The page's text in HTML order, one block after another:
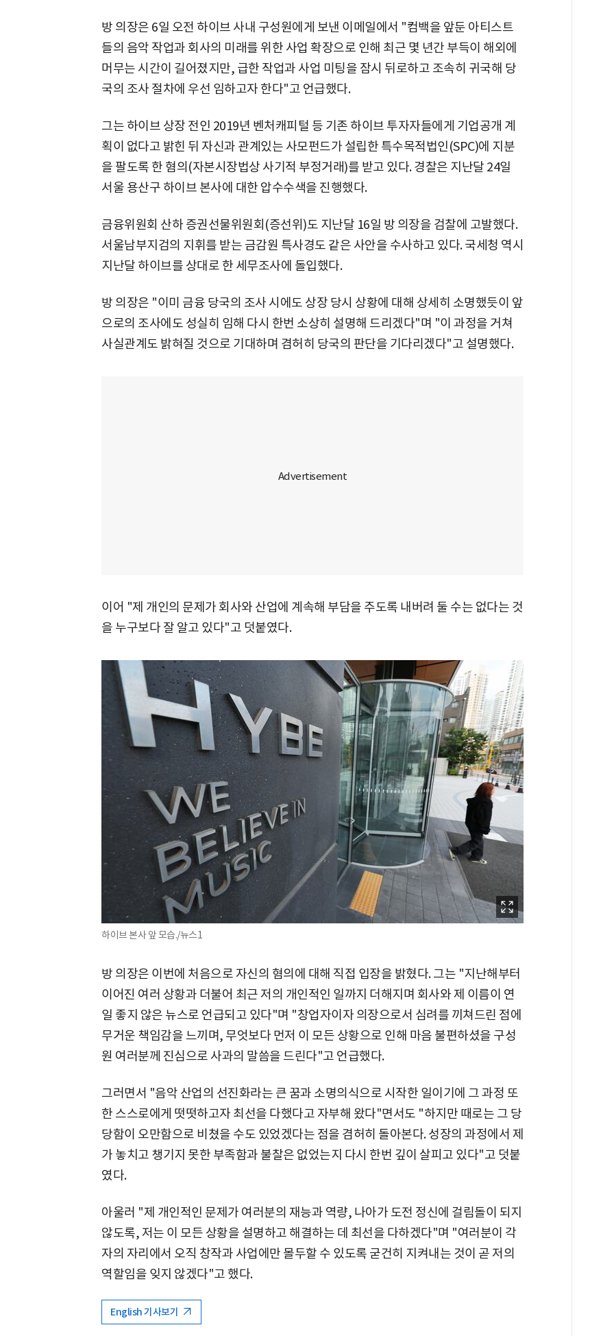
방 의장은 6일 오전 하이브 사내 구성원에게 보낸 이메일에서 "컴백을 앞둔 아티스트
들의 음악 작업과 회사의 미래를 위한 사업 확장으로 인해 최근 몇 년간 부득이 해외에
머무는 시간이 길어졌지만, 급한 작업과 사업 미팅을 잠시 뒤로하고 조속히 귀국해 당
국의 조사 절차에 우선 임하고자 한다"고 언급했다.
그는 하이브 상장 전인 2019년 벤처캐피털 등 기존 하이브 투자자들에게 기업공개 계
획이 없다고 밝힌 뒤 자신과 관계있는 사모펀드가 설립한 특수목적법인(SPC)에 지분
을 팔도록 한 혐의(자본시장법상 사기적 부정거래)를 받고 있다. 경찰은 지난달 24일
서울 용산구 하이브 본사에 대한 압수수색을 진행했다.
금융위원회 산하 증권선물위원회(증선위)도 지난달 16일 방 의장을 검찰에 고발했다.
서울남부지검의 지휘를 받는 금감원 특사경도 같은 사안을 수사하고 있다. 국세청 역시
지난달 하이브를 상대로 한 세무조사에 돌입했다.
방 의장은 "이미 금융 당국의 조사 시에도 상장 당시 상황에 대해 상세히 소명했듯이 앞
으로의 조사에도 성실히 임해 다시 한번 소상히 설명해 드리겠다"며 "이 과정을 거쳐
사실관계도 밝혀질 것으로 기대하며 겸허히 당국의 판단을 기다리겠다"고 설명했다.
이어 "제 개인의 문제가 회사와 산업에 계속해 부담을 주도록 내버려 둘 수는 없다는 것
을 누구보다 잘 알고 있다"고 덧붙였다.
하이브 본사 앞 모습./뉴스1
방 의장은 이번에 처음으로 자신의 혐의에 대해 직접 입장을 밝혔다. 그는 "지난해부터
이어진 여러 상황과 더불어 최근 저의 개인적인 일까지 더해지며 회사와 제 이름이 연
일 좋지 않은 뉴스로 언급되고 있다"며 "창업자이자 의장으로서 심려를 끼쳐드린 점에
무거운 책임감을 느끼며, 무엇보다 먼저 이 모든 상황으로 인해 마음 불편하셨을 구성
원 여러분께 진심으로 사과의 말씀을 드린다"고 언급했다.
그러면서 "음악 산업의 선진화라는 큰 꿈과 소명의식으로 시작한 일이기에 그 과정 또
한 스스로에게 떳떳하고자 최선을 다했다고 자부해 왔다"면서도 "하지만 때로는 그 당
당함이 오만함으로 비쳤을 수도 있었겠다는 점을 겸허히 돌아본다. 성장의 과정에서 제
가 놓치고 챙기지 못한 부족함과 불찰은 없었는지 다시 한번 깊이 살피고 있다"고 덧붙
였다.
아울러 "제 개인적인 문제가 여러분의 재능과 역량, 나아가 도전 정신에 걸림돌이 되지
않도록, 저는 이 모든 상황을 설명하고 해결하는 데 최선을 다하겠다"며 "여러분이 각
자의 자리에서 오직 창작과 사업에만 몰두할 수 있도록 굳건히 지켜내는 것이 곧 저의
역할임을 잊지 않겠다"고 했다.
English 기사보기